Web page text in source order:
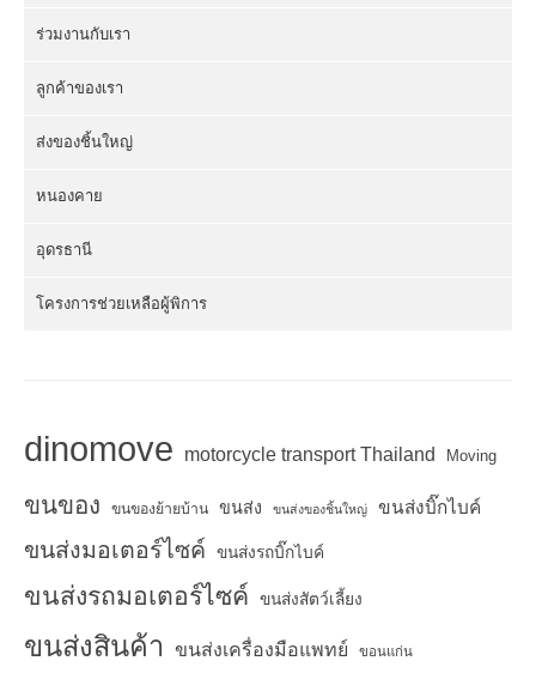
ร่วมงานกับเรา
ลูกค้าของเรา
ส่งของชิ้นใหญ่
หนองคาย
อุดรธานี
โครงการช่วยเหลือผู้พิการ
dinomove motorcycle transport Thailand Moving
ขนของ ขนของย้ายบ้าน ขนส่ง ขนส่งของชิ้นใหญ่ ขนส่งบิ๊กไบค์
ขนส่งมอเตอร์ไซค์ ขนส่งรถบิ๊กไบค์
ขนส่งรถมอเตอร์ไซค์ ขนส่งสัตว์เลี้ยง
ขนส่งสินค้า ขนส่งเครื่องมือแพทย์ ขอนแก่น